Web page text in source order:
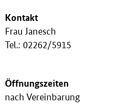
Kontakt
Frau Janesch
Tel.: 02262/5915
Öffnungszeiten
nach Vereinbarung